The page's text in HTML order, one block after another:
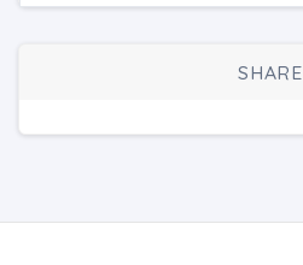
SHARE